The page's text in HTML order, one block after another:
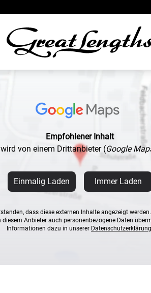
Empfohlener Inhalt
von einem Drittanbieter (Google
Einmalig Laden Immer Laden
dass diese externen Inhalte angezeigt
diesem Anbieter auch personenbezogene Daten
Informationen dazu in unserer Datenschutzerklärung